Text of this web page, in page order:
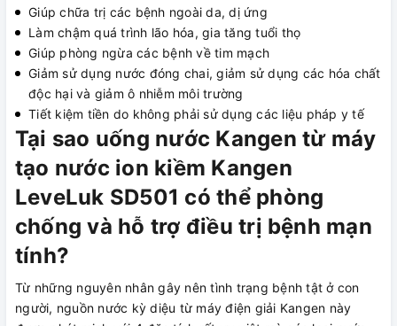
Giúp chữa trị các bệnh ngoài da, dị ứng
Làm chậm quá trình lão hóa, gia tăng tuổi thọ
Giúp phòng ngừa các bệnh về tim mạch
Giảm sử dụng nước đóng chai, giảm sử dụng các hóa chất
độc hại và giảm ô nhiễm môi trường
Tiết kiệm tiền do không phải sử dụng các liệu pháp y tế
Tại sao uống nước Kangen từ máy
tạo nước ion kiềm Kangen
LeveLuk SD501 có thể phòng
chống và hỗ trợ điều trị bệnh mạn
tính?
Từ những nguyên nhân gây nên tình trạng bệnh tật ở con
người, nguồn nước kỳ diệu từ máy điện giải Kangen này